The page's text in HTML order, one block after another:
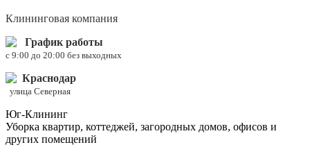
Клининговая компания
График работы
c 9:00 до 20:00 без выходных
Краснодар
улица Северная
Юг-Клининг
Уборка квартир, коттеджей, загородных домов, офисов и
других помещений